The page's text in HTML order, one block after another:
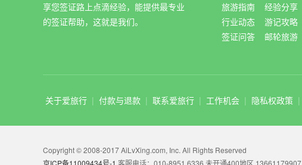
享您签证路上点滴经验，能提供最专业
的签证帮助，这就是我们。
旅游指南
经验分享
行业动态
游记攻略
签证问答
邮轮旅游
关于爱旅行 | 付款与退款 | 联系爱旅行 | 工作机会 | 隐私权政策 |
Copyright © 2008-2017 AiLvXing.com, Inc. All Rights Reserved